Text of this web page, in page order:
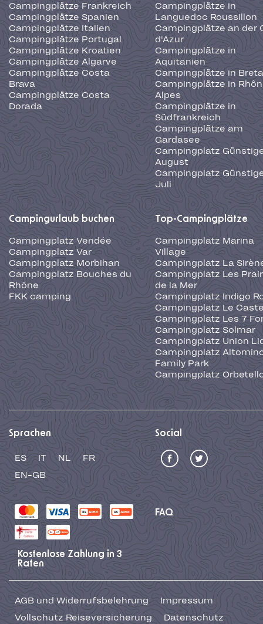
Campingplätze Frankreich
Campingplätze Spanien
Campingplätze Italien
Campingplätze Portugal
Campingplätze Kroatien
Campingplätze Algarve
Campingplätze Costa
Brava
Campingplätze Costa
Dorada
Campingplätze in
Languedoc Roussillon
Campingplätze an der
d'Azur
Campingplätze in
Aquitanien
Campingplätze in
Campingplätze in
Alpes
Campingplätze in
Südfrankreich
Campingplätze am
Gardasee
Campingplatz
August
Campingplatz
Juli
Campingurlaub buchen
Campingplatz Vendée
Campingplatz Var
Campingplatz Morbihan
Campingplatz Bouches du
Rhône
FKK camping
Top-Campingplätze
Campingplatz Marina
Village
Campingplatz La
Campingplatz Les
de la Mer
Campingplatz Indigo
Campingplatz Le
Campingplatz Les 7
Campingplatz Solmar
Campingplatz Union
Campingplatz
Family Park
Campingplatz
Sprachen
ES IT NL
FR
EN-GB
Social
FAQ
Kostenlose Zahlung in 3
Raten
AGB und Widerrufsbelehrung
Impressum
Vollschutz Reiseversicherung
Datenschutz